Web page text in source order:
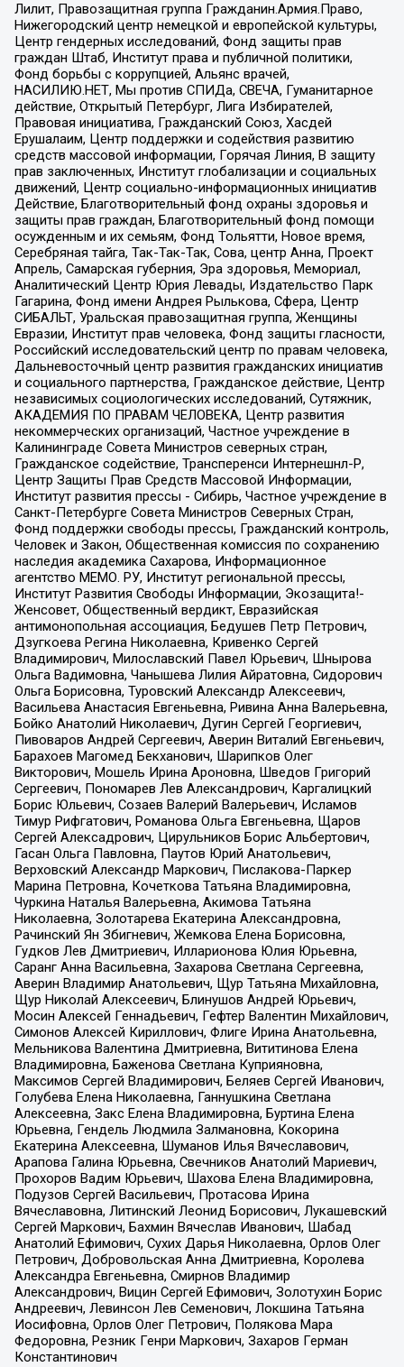
Лилит, Правозащитная группа Гражданин.Армия.Право,
Нижегородский центр немецкой и европейской культуры,
Центр гендерных исследований, Фонд защиты прав
граждан Штаб, Институт права и публичной политики,
Фонд борьбы с коррупцией, Альянс врачей,
НАСИЛИЮ.НЕТ, Мы против СПИДа, СВЕЧА, Гуманитарное
действие, Открытый Петербург, Лига Избирателей,
Правовая инициатива, Гражданский Союз, Хасдей
Ерушалаим, Центр поддержки и содействия развитию
средств массовой информации, Горячая Линия, В защиту
прав заключенных, Институт глобализации и социальных
движений, Центр социально-информационных инициатив
Действие, Благотворительный фонд охраны здоровья и
защиты прав граждан, Благотворительный фонд помощи
осужденным и их семьям, Фонд Тольятти, Новое время,
Серебряная тайга, Так-Так-Так, Сова, центр Анна, Проект
Апрель, Самарская губерния, Эра здоровья, Мемориал,
Аналитический Центр Юрия Левады, Издательство Парк
Гагарина, Фонд имени Андрея Рылькова, Сфера, Центр
СИБАЛЬТ, Уральская правозащитная группа, Женщины
Евразии, Институт прав человека, Фонд защиты гласности,
Российский исследовательский центр по правам человека,
Дальневосточный центр развития гражданских инициатив
и социального партнерства, Гражданское действие, Центр
независимых социологических исследований, Сутяжник,
АКАДЕМИЯ ПО ПРАВАМ ЧЕЛОВЕКА, Центр развития
некоммерческих организаций, Частное учреждение в
Калининграде Совета Министров северных стран,
Гражданское содействие, Трансперенси Интернешнл-Р,
Центр Защиты Прав Средств Массовой Информации,
Институт развития прессы - Сибирь, Частное учреждение в
Санкт-Петербурге Совета Министров Северных Стран,
Фонд поддержки свободы прессы, Гражданский контроль,
Человек и Закон, Общественная комиссия по сохранению
наследия академика Сахарова, Информационное
агентство МЕМО. РУ, Институт региональной прессы,
Институт Развития Свободы Информации, Экозащита!-
Женсовет, Общественный вердикт, Евразийская
антимонопольная ассоциация, Бедушев Петр Петрович,
Дзугкоева Регина Николаевна, Кривенко Сергей
Владимирович, Милославский Павел Юрьевич, Шнырова
Ольга Вадимовна, Чанышева Лилия Айратовна, Сидорович
Ольга Борисовна, Туровский Александр Алексеевич,
Васильева Анастасия Евгеньевна, Ривина Анна Валерьевна,
Бойко Анатолий Николаевич, Дугин Сергей Георгиевич,
Пивоваров Андрей Сергеевич, Аверин Виталий Евгеньевич,
Барахоев Магомед Бекханович, Шарипков Олег
Викторович, Мошель Ирина Ароновна, Шведов Григорий
Сергеевич, Пономарев Лев Александрович, Каргалицкий
Борис Юльевич, Созаев Валерий Валерьевич, Исламов
Тимур Рифгатович, Романова Ольга Евгеньевна, Щаров
Сергей Алексадрович, Цирульников Борис Альбертович,
Гасан Ольга Павловна, Паутов Юрий Анатольевич,
Верховский Александр Маркович, Пислакова-Паркер
Марина Петровна, Кочеткова Татьяна Владимировна,
Чуркина Наталья Валерьевна, Акимова Татьяна
Николаевна, Золотарева Екатерина Александровна,
Рачинский Ян Збигневич, Жемкова Елена Борисовна,
Гудков Лев Дмитриевич, Илларионова Юлия Юрьевна,
Саранг Анна Васильевна, Захарова Светлана Сергеевна,
Аверин Владимир Анатольевич, Щур Татьяна Михайловна,
Щур Николай Алексеевич, Блинушов Андрей Юрьевич,
Мосин Алексей Геннадьевич, Гефтер Валентин Михайлович,
Симонов Алексей Кириллович, Флиге Ирина Анатольевна,
Мельникова Валентина Дмитриевна, Вититинова Елена
Владимировна, Баженова Светлана Куприяновна,
Максимов Сергей Владимирович, Беляев Сергей Иванович,
Голубева Елена Николаевна, Ганнушкина Светлана
Алексеевна, Закс Елена Владимировна, Буртина Елена
Юрьевна, Гендель Людмила Залмановна, Кокорина
Екатерина Алексеевна, Шуманов Илья Вячеславович,
Арапова Галина Юрьевна, Свечников Анатолий Мариевич,
Прохоров Вадим Юрьевич, Шахова Елена Владимировна,
Подузов Сергей Васильевич, Протасова Ирина
Вячеславовна, Литинский Леонид Борисович, Лукашевский
Сергей Маркович, Бахмин Вячеслав Иванович, Шабад
Анатолий Ефимович, Сухих Дарья Николаевна, Орлов Олег
Петрович, Добровольская Анна Дмитриевна, Королева
Александра Евгеньевна, Смирнов Владимир
Александрович, Вицин Сергей Ефимович, Золотухин Борис
Андреевич, Левинсон Лев Семенович, Локшина Татьяна
Иосифовна, Орлов Олег Петрович, Полякова Мара
Федоровна, Резник Генри Маркович, Захаров Герман
Константинович